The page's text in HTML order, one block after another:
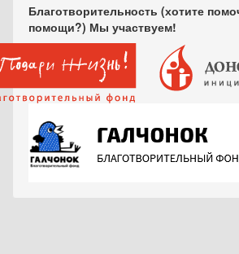
Благотворительность (хотите
помощи?) Мы участвуем!